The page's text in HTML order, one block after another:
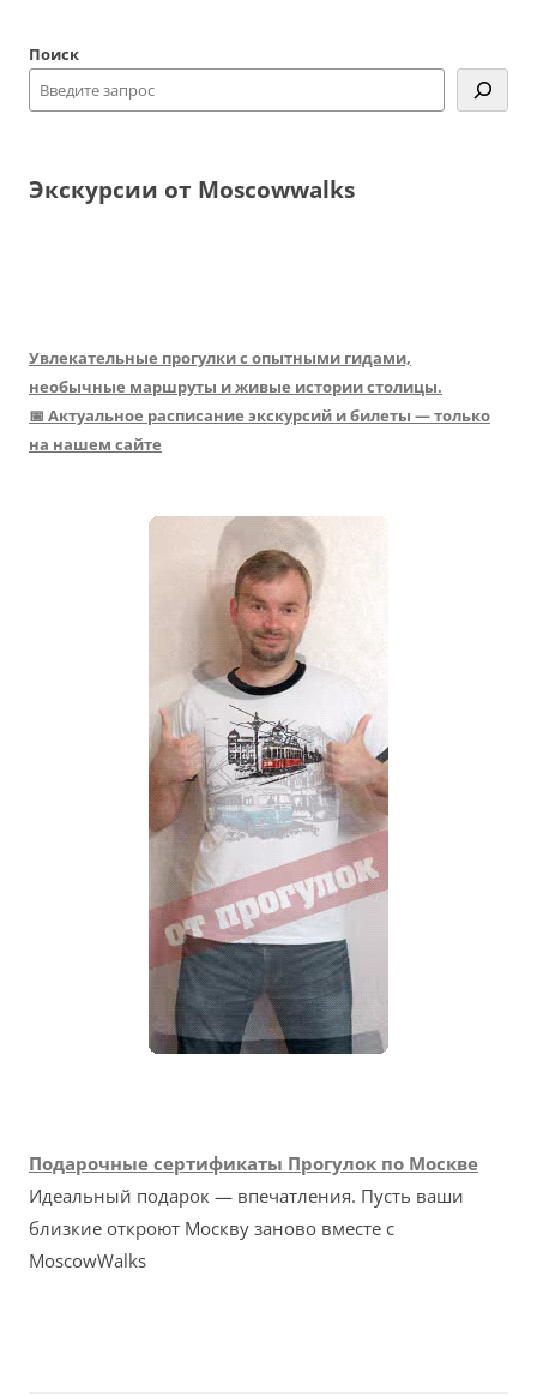
Поиск
Экскурсии от Moscowwalks
Увлекательные прогулки с опытными гидами,
необычные маршруты и живые истории столицы.
📅 Актуальное расписание экскурсий и билеты — только
на нашем сайте
Подарочные сертификаты Прогулок по Москве
Идеальный подарок — впечатления. Пусть ваши
близкие откроют Москву заново вместе с
MoscowWalks